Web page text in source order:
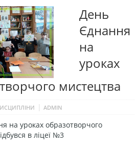
День
Єднання
на
уроках
мистецтва
ADMIN
на уроках образотворчого
в ліцеї №3